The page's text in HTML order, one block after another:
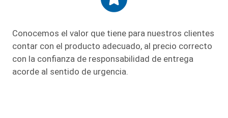
Conocemos el valor que tiene para nuestros clientes
contar con el producto adecuado, al precio correcto
con la confianza de responsabilidad de entrega
acorde al sentido de urgencia.